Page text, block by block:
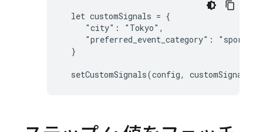
  let customSignals = {
     "city": "Tokyo",
     "preferred_event_category": "sports"
  }
  setCustomSignals(config, customSignals);